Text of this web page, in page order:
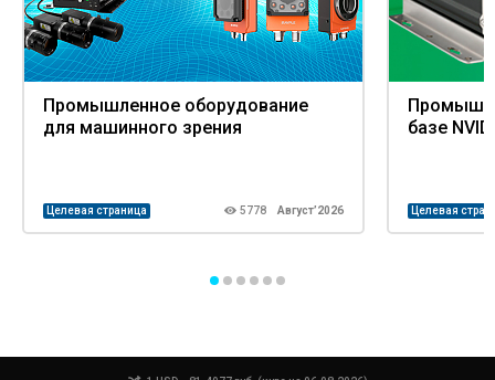
Промышленное оборудование
для машинного зрения
Целевая страница 5778 Август’2026
базе
Целевая